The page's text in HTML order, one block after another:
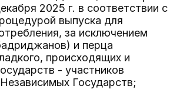
2025 г. в соответствии с
выпуска для
за исключением
и перца
происходящих и
- участников
Государств;